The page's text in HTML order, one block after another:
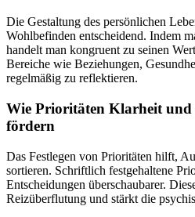
Die Gestaltung des persönlichen
Wohlbefinden entscheidend. Indem
handelt man kongruent zu seinen
Bereiche wie Beziehungen,
regelmäßig zu reflektieren.
Wie Prioritäten Klarheit und
fördern
Das Festlegen von Prioritäten hilft,
sortieren. Schriftlich festgehaltene
Entscheidungen überschaubarer.
Reizüberflutung und stärkt die